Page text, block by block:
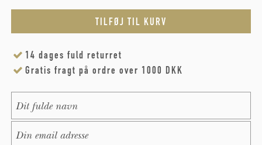
14 dages fuld returret
Gratis fragt på ordre over 1000 DKK